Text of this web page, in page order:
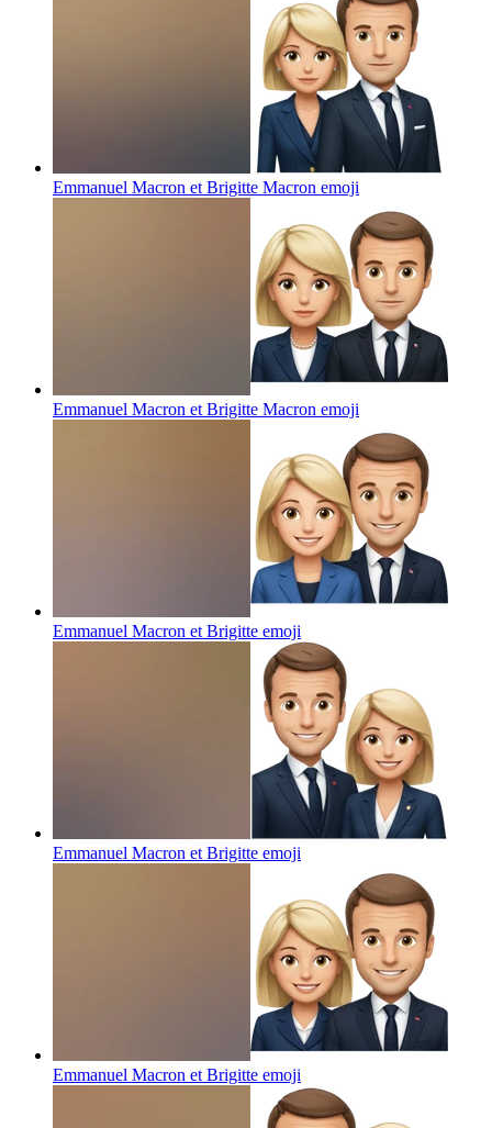
Emmanuel Macron et Brigitte Macron emoji
Emmanuel Macron et Brigitte Macron emoji
Emmanuel Macron et Brigitte emoji
Emmanuel Macron et Brigitte emoji
Emmanuel Macron et Brigitte emoji